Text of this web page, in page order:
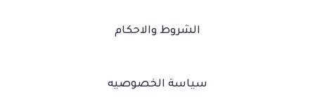
الشروط والاحكام
سياسة الخصوصيه